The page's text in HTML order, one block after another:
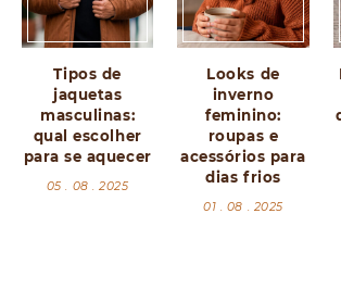
Tipos de
jaquetas
masculinas:
qual escolher
para se aquecer
05 . 08 . 2025
Looks de
inverno
feminino:
roupas e
acessórios para
dias frios
01 . 08 . 2025